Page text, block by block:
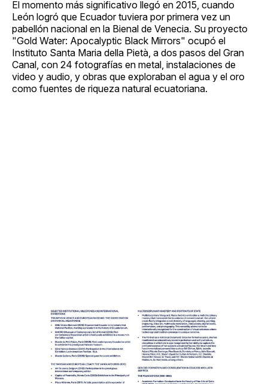
El momento más significativo llegó en 2015, cuando
León logró que Ecuador tuviera por primera vez un
pabellón nacional en la Bienal de Venecia. Su proyecto
"Gold Water: Apocalyptic Black Mirrors" ocupó el
Instituto Santa Maria della Pietà, a dos pasos del Gran
Canal, con 24 fotografías en metal, instalaciones de
video y audio, y obras que exploraban el agua y el oro
como fuentes de riqueza natural ecuatoriana.